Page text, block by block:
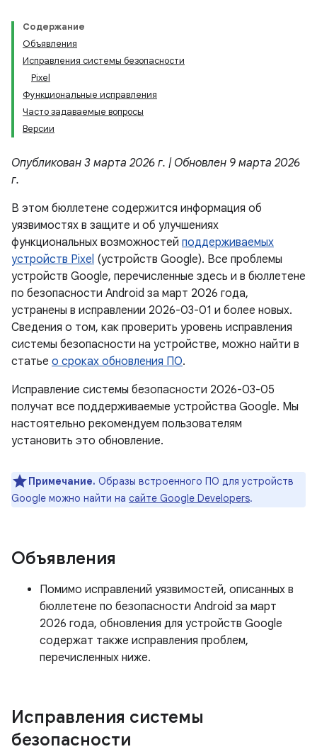
Содержание
Объявления
Исправления системы безопасности
Pixel
Функциональные исправления
Часто задаваемые вопросы
Версии
Опубликован 3 марта 2026 г. | Обновлен 9 марта 2026
г.
В этом бюллетене содержится информация об
уязвимостях в защите и об улучшениях
функциональных возможностей поддерживаемых
устройств Pixel (устройств Google). Все проблемы
устройств Google, перечисленные здесь и в бюллетене
по безопасности Android за март 2026 года,
устранены в исправлении 2026-03-01 и более новых.
Сведения о том, как проверить уровень исправления
системы безопасности на устройстве, можно найти в
статье о сроках обновления ПО.
Исправление системы безопасности 2026-03-05
получат все поддерживаемые устройства Google. Мы
настоятельно рекомендуем пользователям
установить это обновление.
Примечание. Образы встроенного ПО для устройств
Google можно найти на сайте Google Developers.
Объявления
Помимо исправлений уязвимостей, описанных в
бюллетене по безопасности Android за март
2026 года, обновления для устройств Google
содержат также исправления проблем,
перечисленных ниже.
Исправления системы
безопасности